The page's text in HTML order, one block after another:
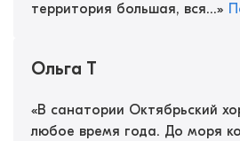
территория большая, вся...»
Ольга Т
«В санатории Октябрьский
любое время года. До моря